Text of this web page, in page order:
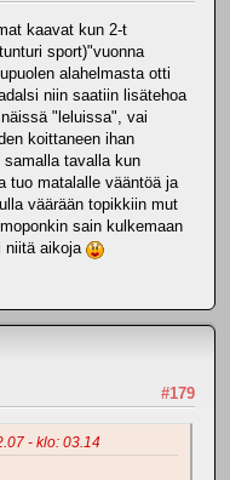
kaavat kun 2-t
sport)"vuonna
alahelmasta otti
niin saatiin lisätehoa
"leluissa", vai
koittaneen ihan
tavalla kun
tuo matalalle vääntöä ja
väärään topikkiin mut
sain kulkemaan
aikoja
#179
- klo: 03.14